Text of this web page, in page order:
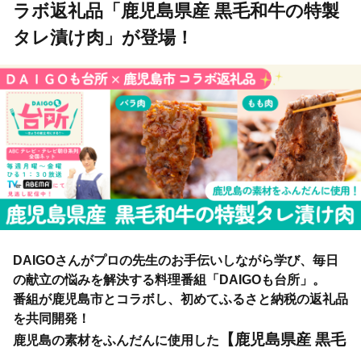
ラボ返礼品「鹿児島県産 黒毛和牛の特製
タレ漬け肉」が登場！
DAIGOさんがプロの先生のお手伝いしながら学び、毎日
の献立の悩みを解決する料理番組「DAIGOも台所」。
番組が鹿児島市とコラボし、初めてふるさと納税の返礼品
を共同開発！
鹿児島の素材をふんだんに使用した
【鹿児島県産 黒毛